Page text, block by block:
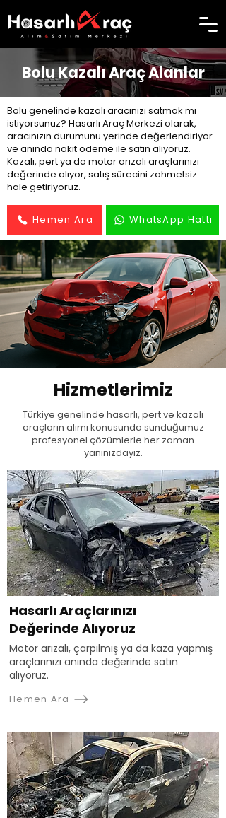
Bolu Kazalı Araç Alanlar
Bolu genelinde kazalı aracınızı satmak mı
istiyorsunuz? Hasarlı Araç Merkezi olarak,
aracınızın durumunu yerinde değerlendiriyor
ve anında nakit ödeme ile satın alıyoruz.
Kazalı, pert ya da motor arızalı araçlarınızı
değerinde alıyor, satış sürecini zahmetsiz
hale getiriyoruz.
Hemen Ara WhatsApp Hattı
Hizmetlerimiz
Türkiye genelinde hasarlı, pert ve kazalı
araçların alımı konusunda sunduğumuz
profesyonel çözümlerle her zaman
yanınızdayız.
Hasarlı Araçlarınızı
Değerinde Alıyoruz
Motor arızalı, çarpılmış ya da kaza yapmış
araçlarınızı anında değerinde satın
alıyoruz.
Hemen Ara